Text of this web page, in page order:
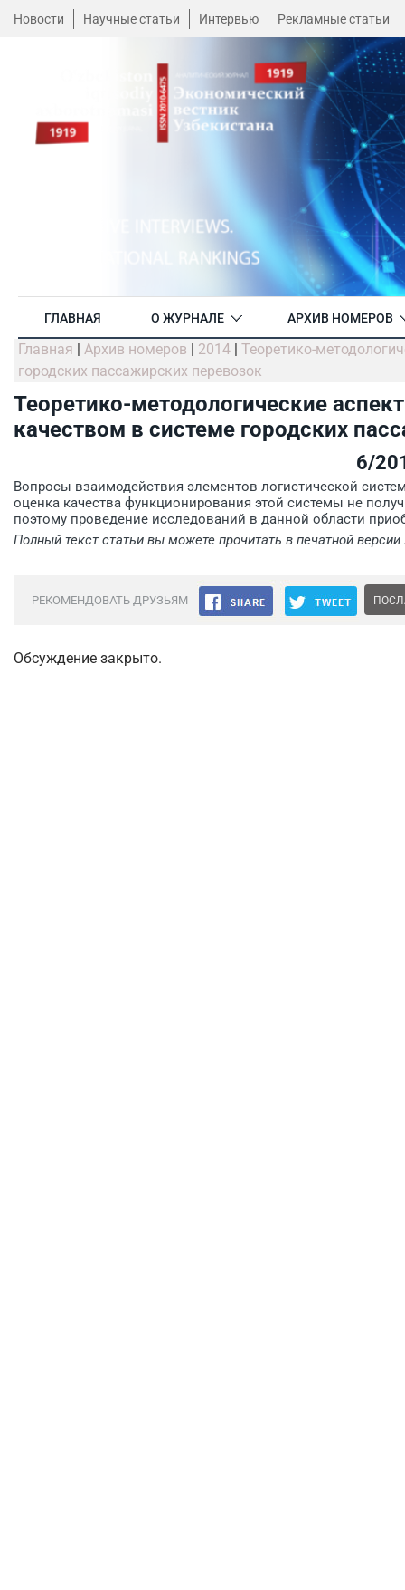
Новости Научные статьи Интервью Рекламные статьи
ГЛАВНАЯ О ЖУРНАЛЕ АРХИВ НОМЕРОВ
Главная | Архив номеров | 2014 | Теоретико-
городских пассажирских перевозок
Теоретико-методологические
качеством в системе городских
6/
Вопросы взаимодействия элементов логистической
оценка качества функционирования этой системы не
поэтому проведение исследований в данной области
Полный текст статьи вы можете прочитать в печатной
РЕКОМЕНДОВАТЬ ДРУЗЬЯМ
Обсуждение закрыто.